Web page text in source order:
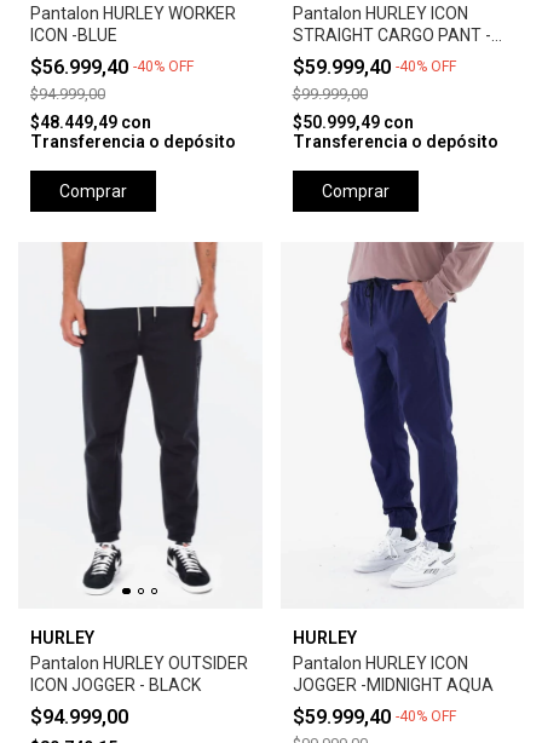
Pantalon HURLEY WORKER
ICON -BLUE
$56.999,40 -40% OFF
$94.999,00
$48.449,49 con
Transferencia o depósito
Comprar
Pantalon HURLEY ICON
STRAIGHT CARGO PANT -
OLIVE
$59.999,40 -40% OFF
$99.999,00
$50.999,49 con
Transferencia o depósito
Comprar
HURLEY
Pantalon HURLEY OUTSIDER
ICON JOGGER - BLACK
$94.999,00
HURLEY
Pantalon HURLEY ICON
JOGGER -MIDNIGHT AQUA
$59.999,40 -40% OFF